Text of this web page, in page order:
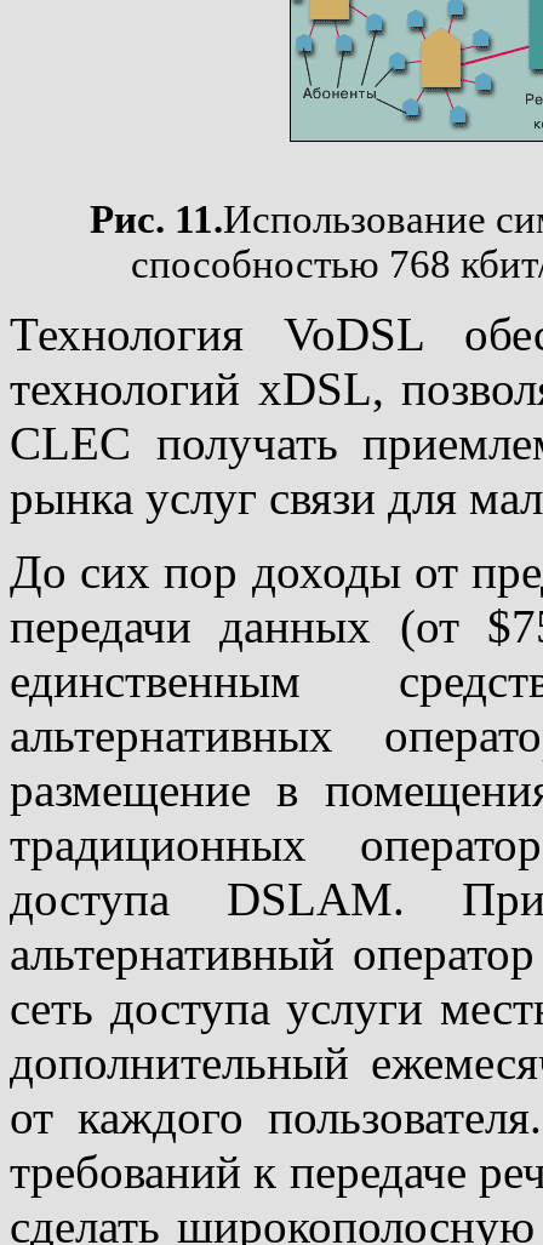
Рис. 11.Использование
способностью 768
Технология VoDSL
технологий хDSL,
CLEC получать
рынка услуг связи для
До сих пор доходы от
передачи данных (от
единственным
альтернативных
размещение в
традиционных
доступа DSLAM.
альтернативный
сеть доступа услуги
дополнительный
от каждого
требований к передаче
сделать